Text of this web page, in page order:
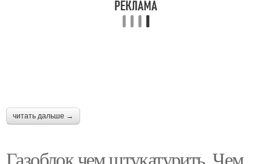
читать дальше →
Газоблок чем штукатурить. Чем